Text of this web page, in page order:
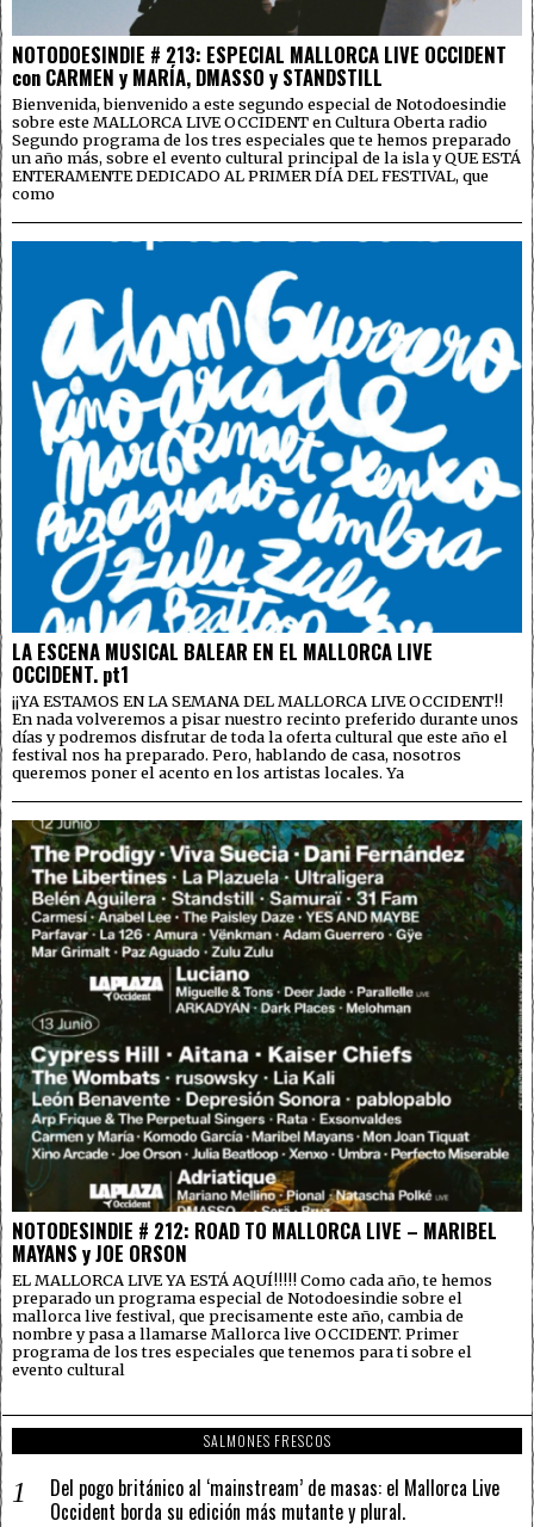
NOTODOESINDIE # 213: ESPECIAL MALLORCA LIVE OCCIDENT
con CARMEN y MARÍA, DMASSO y STANDSTILL
Bienvenida, bienvenido a este segundo especial de Notodoesindie
sobre este MALLORCA LIVE OCCIDENT en Cultura Oberta radio
Segundo programa de los tres especiales que te hemos preparado
un año más, sobre el evento cultural principal de la isla y QUE ESTÁ
ENTERAMENTE DEDICADO AL PRIMER DÍA DEL FESTIVAL, que
como
LA ESCENA MUSICAL BALEAR EN EL MALLORCA LIVE
OCCIDENT. pt1
¡¡YA ESTAMOS EN LA SEMANA DEL MALLORCA LIVE OCCIDENT!!
En nada volveremos a pisar nuestro recinto preferido durante unos
días y podremos disfrutar de toda la oferta cultural que este año el
festival nos ha preparado. Pero, hablando de casa, nosotros
queremos poner el acento en los artistas locales. Ya
NOTODESINDIE # 212: ROAD TO MALLORCA LIVE – MARIBEL
MAYANS y JOE ORSON
EL MALLORCA LIVE YA ESTÁ AQUÍ!!!!! Como cada año, te hemos
preparado un programa especial de Notodoesindie sobre el
mallorca live festival, que precisamente este año, cambia de
nombre y pasa a llamarse Mallorca live OCCIDENT. Primer
programa de los tres especiales que tenemos para ti sobre el
evento cultural
SALMONES FRESCOS
Del pogo británico al ‘mainstream’ de masas: el Mallorca Live
Occident borda su edición más mutante y plural.